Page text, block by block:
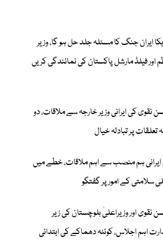
ایران جنگ کا مسئلہ جلد حل ہو گا، وزیر
اور فیلڈ مارشل پاکستان کی نمائندگی کریں
نقوی کی ایرانی وزیر خارجہ سے ملاقات، دو
تعلقات پر تبادلہ خیال
ایرانی ہم منصب سے اہم ملاقات، خطے میں
سلامتی کے امور پر گفتگو
نقوی اور وزیراعلیٰ بلوچستان کی زیر
اہم اجلاس، کوئٹہ دھماکے کی ابتدائی